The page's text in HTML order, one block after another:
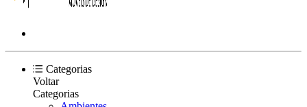
Categorias
Voltar
Categorias